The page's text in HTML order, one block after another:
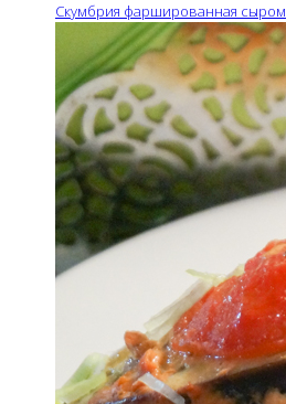
Скумбрия фаршированная сыром